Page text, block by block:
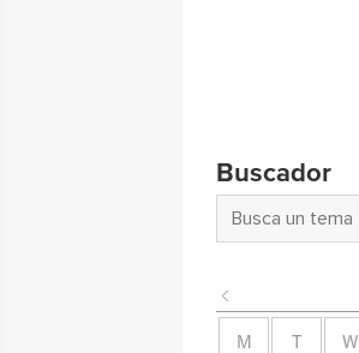
Buscador
M W